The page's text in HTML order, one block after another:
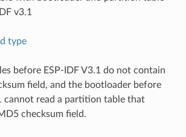
v3.1
type
before ESP-IDF V3.1 do not contain
field, and the bootloader before
cannot read a partition table that
checksum field.